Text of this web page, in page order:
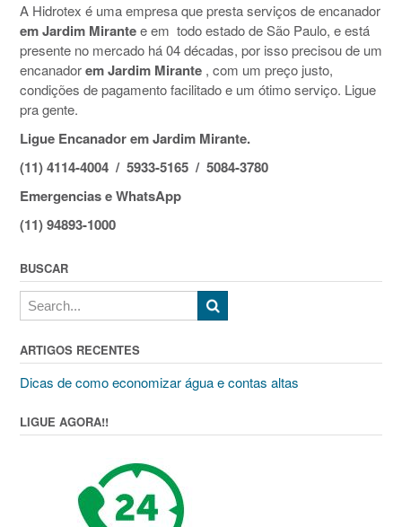
A Hidrotex é uma empresa que presta serviços de encanador
em Jardim Mirantee em todo estado de São Paulo, e está
presente no mercado há 04 décadas, por isso precisou de um
encanadorem Jardim Mirante , com um preço justo,
condições de pagamento facilitado e um ótimo serviço. Ligue
pra gente.
Ligue Encanador em Jardim Mirante.
(11) 4114-4004 / 5933-5165 / 5084-3780
Emergencias e WhatsApp
(11) 94893-1000
BUSCAR
ARTIGOS RECENTES
Dicas de como economizar água e contas altas
LIGUE AGORA!!